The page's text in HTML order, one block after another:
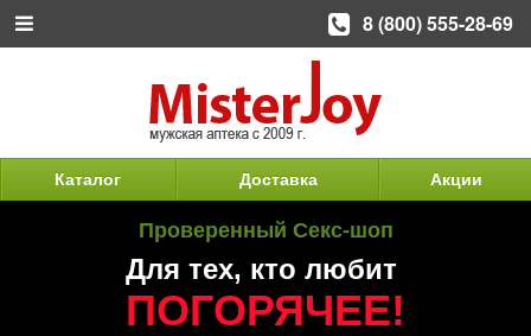
Каталог Доставка Акции
Проверенный Секс-шоп
Для тех, кто любит
ПОГОРЯЧЕЕ!
8 (800) 555-28-69